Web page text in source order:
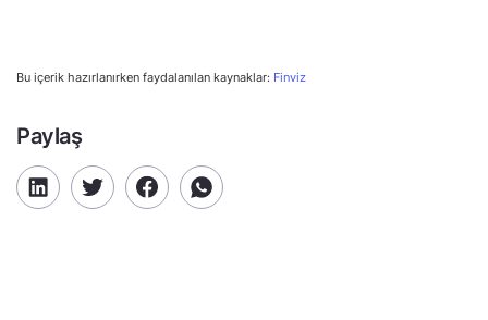
Bu içerik hazırlanırken faydalanılan kaynaklar: Finviz
Paylaş